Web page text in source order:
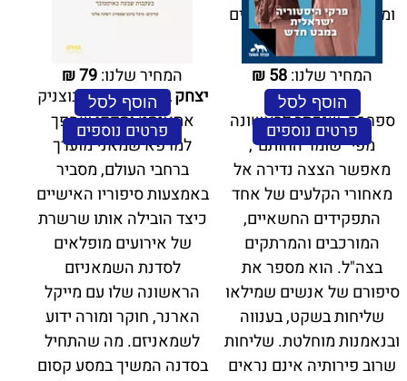
ומרתק איך הדברים נראים
מבפנים.
ספר זה, שנכתב לראשונה
מפי "שומר החותם",
מאפשר הצצה נדירה אל
מאחורי הקלעים של אחד
התפקידים החשאיים,
המורכבים והמרתקים
בצה"ל. הוא מספר את
סיפורם של אנשים שמילאו
שליחות בשקט, בענווה
ובנאמנות מוחלטת. שליחות
שרוב פירותיה אינם נראים
ולהעניק לנו את הכוח
העולם שסביבנו.
יצחק בארי, בעבר קיבוצניק
אתאיסט וספקן שהפך
למרפא שמאני מוערך
ברחבי העולם, מסביר
באמצעות סיפוריו האישיים
כיצד הובילה אותו שרשרת
של אירועים מופלאים
לסדנת השמאניזם
הראשונה שלו עם מייקל
הארנר, חוקר ומורה ידוע
לשמאניזם. מה שהתחיל
בסדנה המשיך במסע קסום
המחיר שלנו:58
₪
הוסף לסל
פרטים נוספים
המחיר שלנו:79
₪
הוסף לסל
פרטים נוספים